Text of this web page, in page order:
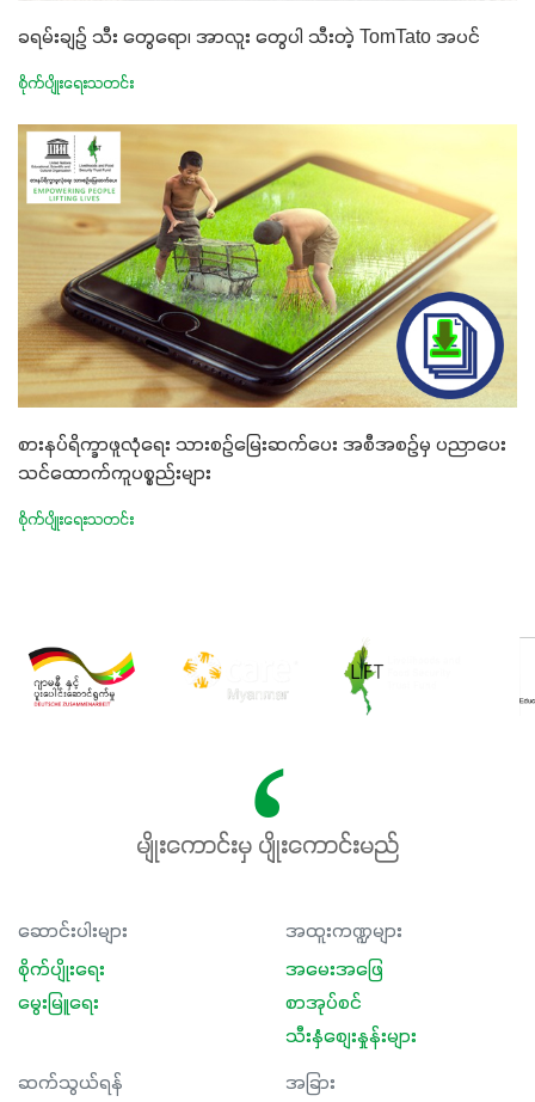
ခရမ်းချဉ် သီး တွေရော၊ အာလူး တွေပါ သီးတဲ့ TomTato အပင်
စိုက်ပျိုးရေးသတင်း
စားနပ်ရိက္ခာဖူလုံရေး သားစဉ်မြေးဆက်ပေး အစီအစဉ်မှ ပညာပေး
သင်ထောက်ကူပစ္စည်းများ
စိုက်ပျိုးရေးသတင်း
မျိုးကောင်းမှ ပျိုးကောင်းမည်
ဆောင်းပါးများ
စိုက်ပျိုးရေး
မွေးမြူရေး
အထူးကဏ္ဍများ
အမေးအဖြေ
စာအုပ်စင်
သီးနှံစျေးနှုန်းများ
ဆက်သွယ်ရန်
အခြား